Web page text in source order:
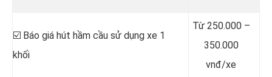
☑️ Báo giá hút hầm cầu sử dụng xe 1
khối
Từ 250.000 –
350.000
vnđ/xe